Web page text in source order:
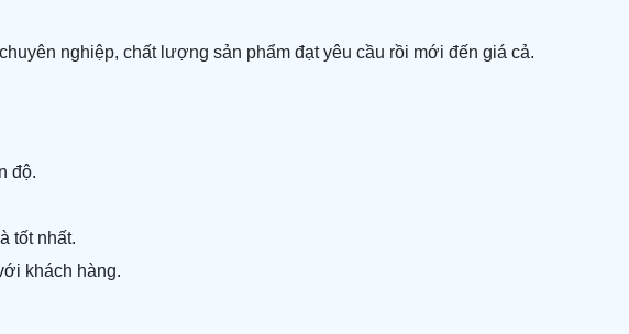
nghiệp, chất lượng sản phẩm đạt yêu cầu rồi mới đến giá cả.
độ.
tốt nhất.
khách hàng.